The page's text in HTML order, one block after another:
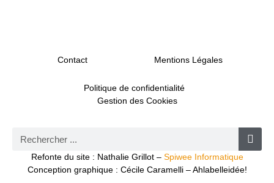
Contact Mentions Légales
Politique de confidentialité
Gestion des Cookies
Refonte du site : Nathalie Grillot – Spiwee Informatique
Conception graphique : Cécile Caramelli – Ahlabelleidée!